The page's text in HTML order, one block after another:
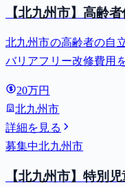
【北九州市】高齢
北九州市の高齢者の自
バリアフリー改修費用
20万円
北九州市
詳細を見る
募集中北九州市
【北九州市】特別